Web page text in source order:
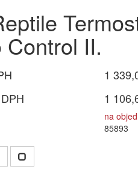
II.
1
1
na
85893